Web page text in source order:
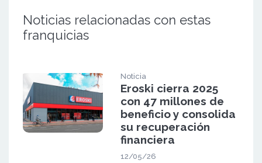
Noticias relacionadas con estas
franquicias
Noticia
Eroski cierra 2025
con 47 millones de
beneficio y consolida
su recuperación
financiera
12/05/26